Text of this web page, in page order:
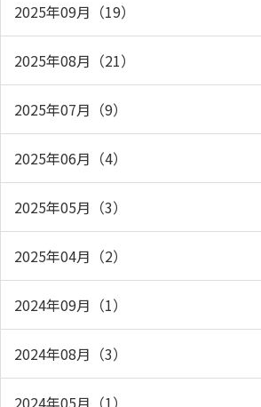
2025年09月（19）
2025年08月（21）
2025年07月（9）
2025年06月（4）
2025年05月（3）
2025年04月（2）
2024年09月（1）
2024年08月（3）
2024年05月（1）